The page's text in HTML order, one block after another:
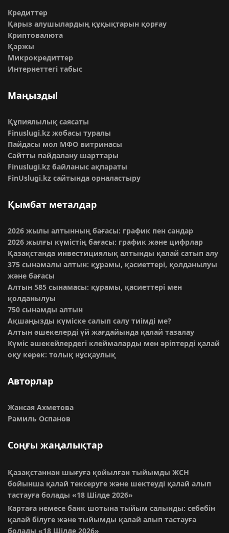
Кредиттер
Қарыз алушылардың құқықтарын қорғау
Криптовалюта
Қаржы
Микрокредиттер
Интернеттегі табыс
Маңызды!
Құпиялылық саясаты
Finuslugi.kz жобасы туралы
Пайдасы мол МФО витринасы
Сайтты пайдалану шарттары
Finuslugi.kz байланыс ақпараты
FinUslugi.kz сайтында орналастыру
Қымбат металдар
2026 жылы алтынның бағасы: график пен сандар
2026 жылғы күмістің бағасы: график және цифрлар
Қазақстанда инвестициялық алтынды қалай сатып алу
375 сынамалы алтын: құрамы, қасиеттері, қолданылуы
және бағасы
Алтын 585 сынамасы: құрамы, қасиеттері мен
қолданылуы
750 сынамды алтын
Ақшаңызды күміске салып салу тиімді ме?
Алтын әшекелерді үй жағдайында қалай тазалау
Күміс әшекейлердегі клеймаларды мен әріптерді қалай
оқу керек: толық нұсқаулық
Авторлар
Жансая Ахметова
Рамиль Оспанов
Соңғы жаңалықтар
Қазақстаннан шығуға қойылған тыйымды ЖСН
бойынша қалай тексеруге және шектеуді қалай алып
тастауға болады «18 Шілде 2026»
Картаға немесе банк шотына тыйым салынды: себебін
қалай білуге және тыйымды қалай алып тастауға
болады «18 Шілде 2026»